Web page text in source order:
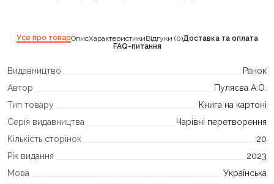
Усе про товарОписХарактеристикиВідгуки (0)Доставка та оплата
FAQ-питання
Видавництво
Ранок
Автор
Пуляєва А.О.
Тип товару
Книга на картоні
Серія видавництва
Чарівні перетворення
Кількість сторінок
20
Рік видання
2023
Мова
Українська